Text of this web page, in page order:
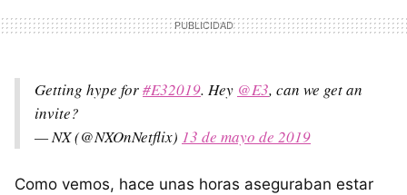
Getting hype for#E32019. Hey @E3, can we get an
invite?
— NX (@NXOnNetflix) 13 de mayo de 2019
Como vemos, hace unas horas aseguraban estar